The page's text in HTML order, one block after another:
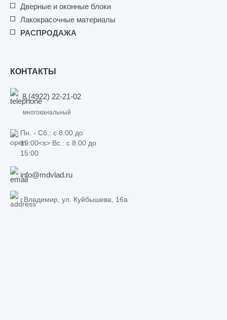
Дверные и оконные блоки
Лакокрасочные материалы
РАСПРОДАЖА
КОНТАКТЫ
8 (4922) 22-21-02
многоканальный
Пн. - Сб.: c 8:00 до
19:00<s> Вс.: c 8:00 до
15:00
info@mdvlad.ru
г.Владимир, ул. Куйбышева, 16а